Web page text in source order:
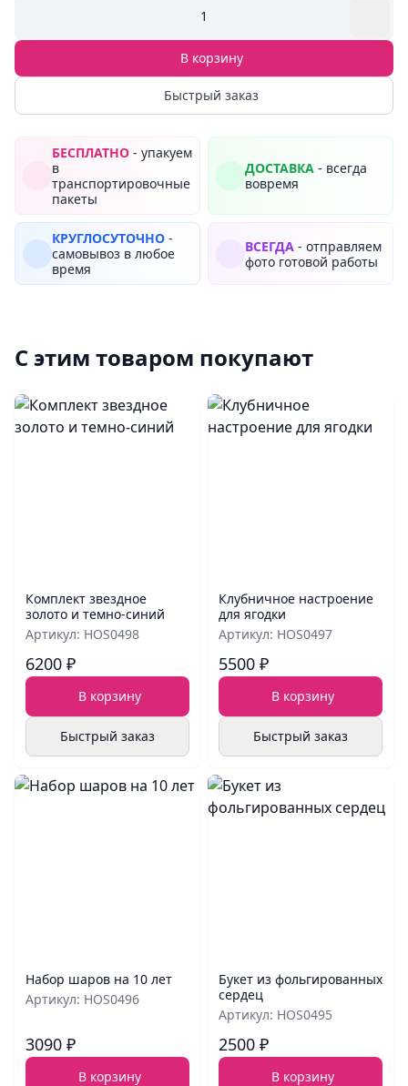
1
В корзину
Быстрый заказ
БЕСПЛАТНО - упакуем
в
транспортировочные
пакеты
ДОСТАВКА - всегда
вовремя
КРУГЛОСУТОЧНО -
самовывоз в любое
время
ВСЕГДА - отправляем
фото готовой работы
С этим товаром покупают
Комплект звездное
золото и темно-синий
Артикул: HOS0498
6200 ₽
В корзину
Быстрый заказ
Клубничное настроение
для ягодки
Артикул: HOS0497
5500 ₽
В корзину
Быстрый заказ
Набор шаров на 10 лет
Артикул: HOS0496
3090 ₽
В корзину
Букет из фольгированных
сердец
Артикул: HOS0495
2500 ₽
В корзину